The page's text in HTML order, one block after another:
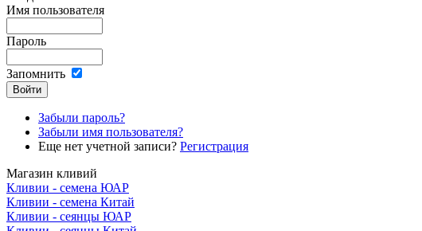
Имя пользователя
Пароль
Запомнить
Забыли пароль?
Забыли имя пользователя?
Еще нет учетной записи? Регистрация
Магазин кливий
Кливии - семена ЮАР
Кливии - семена Китай
Кливии - сеянцы ЮАР